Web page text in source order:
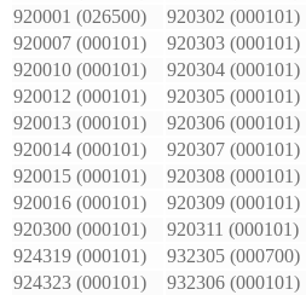
920001 (026500)
920302 (000101)
920007 (000101)
920303 (000101)
920010 (000101)
920304 (000101)
920012 (000101)
920305 (000101)
920013 (000101)
920306 (000101)
920014 (000101)
920307 (000101)
920015 (000101)
920308 (000101)
920016 (000101)
920309 (000101)
920300 (000101)
920311 (000101)
924319 (000101)
932305 (000700)
924323 (000101)
932306 (000101)